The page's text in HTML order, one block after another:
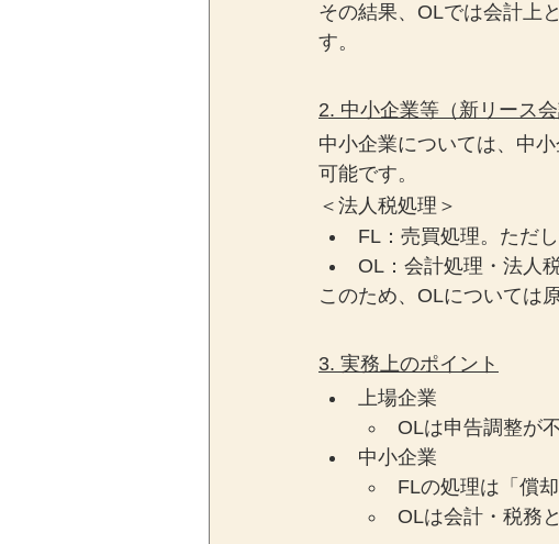
その結果、OLでは会計上
す。
2. 中小企業等（新リース
中小企業については、中
可能です。
＜法人税処理＞
FL：売買処理。ただ
OL：会計処理・法人
このため、OLについては
3. 実務上のポイント
上場企業
OLは申告調整が
中小企業
FLの処理は「償
OLは会計・税務